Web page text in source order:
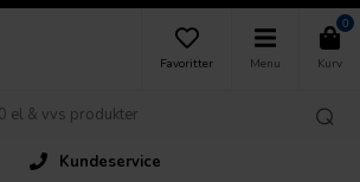
Favoritter Menu
0
Kurv
Kundeservice